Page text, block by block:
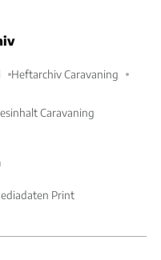
Heftarchiv Caravaning
Caravaning
Print